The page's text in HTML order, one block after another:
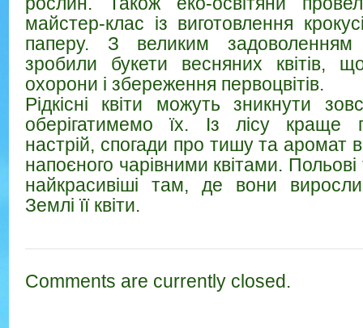
майстер-клас із виготовлення
паперу. З великим задоволенням
зробили букети весняних квітів,
охорони і збереження первоцвітів.
Рідкісні квіти можуть зникнути
оберігатимемо їх. Із лісу краще
настрій, спогади про тишу та аромат
напоєного чарівними квітами. Польові
найкрасивіші там, де вони
Землі її квіти.
Comments are currently closed.